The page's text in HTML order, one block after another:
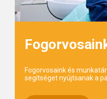
Fogorvosaink és
segítséget nyújtsanak a